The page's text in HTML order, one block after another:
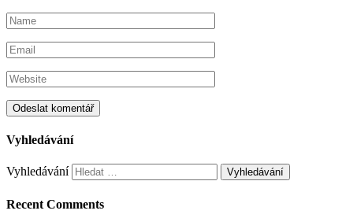
Vyhledávání
Vyhledávání
Recent Comments